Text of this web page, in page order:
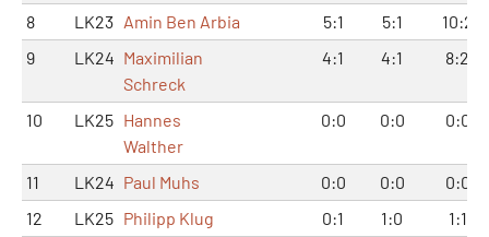
8 LK23 Amin Ben Arbia 5:1 5:1
10:2
9
LK24 Maximilian
Schreck
4:1 4:1 8:2
10 LK25 Hannes
Walther
0:0 0:0 0:0
11 LK24 Paul Muhs 0:0 0:0
0:0
12
LK25 Philipp Klug 0:1 1:0
1:1